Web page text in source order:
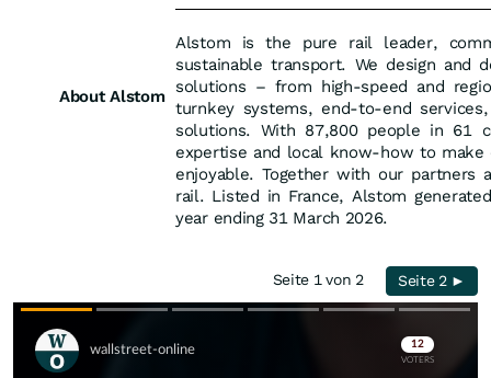
About Alstom
Alstom is the pure rail leader,
sustainable transport. We design and
solutions – from high-speed and
turnkey systems, end-to-end
solutions. With 87,800 people in 61
expertise and local know-how to
enjoyable. Together with our
rail. Listed in France, Alstom
year ending 31 March 2026.
Seite 1 von 2 Seite 2 ►
Skip